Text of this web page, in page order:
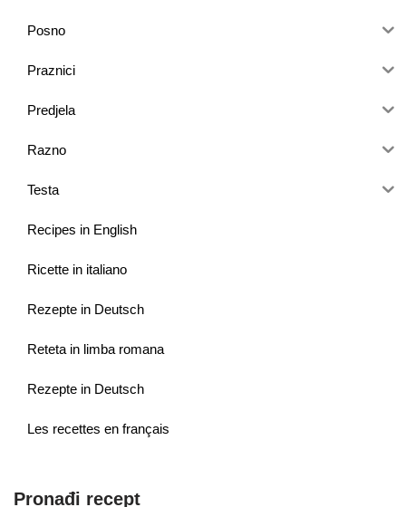
Posno
Praznici
Predjela
Razno
Testa
Recipes in English
Ricette in italiano
Rezepte in Deutsch
Reteta in limba romana
Rezepte in Deutsch
Les recettes en français
Pronađi recept